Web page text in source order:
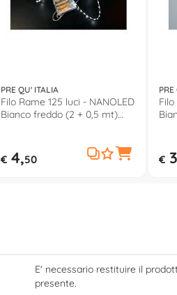
PRE QU' ITALIA
Filo Rame 125 luci - NANOLED
Bianco freddo (2 + 0,5 mt)
€ 4,50 €
E' necessario restituire il
presente.